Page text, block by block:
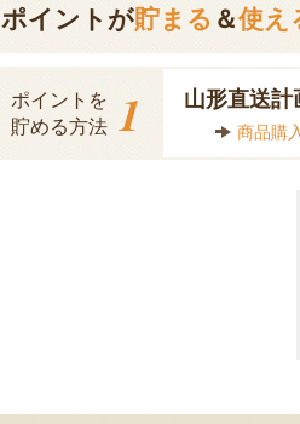
ポイントが貯まる ＆使え
ポイントを
貯める方法 1 山形直送計
商品購